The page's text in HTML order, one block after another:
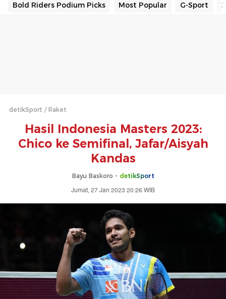
Bold Riders Podium Picks Most Popular G-Sport
detikSport Raket
Hasil Indonesia Masters 2023:
Chico ke Semifinal, Jafar/Aisyah
Kandas
Bayu Baskoro - detikSport
Jumat, 27 Jan 2023 20:26 WIB